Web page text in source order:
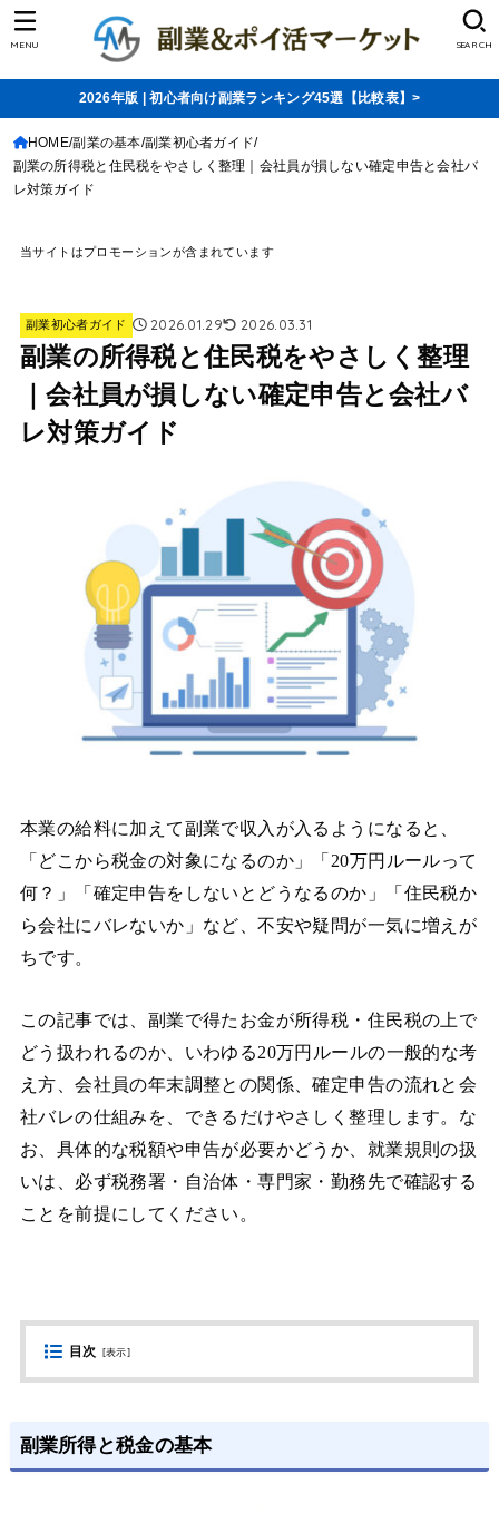
SEARCH
MENU
2026年版 | 初心者向け副業ランキング45選【比較表】>
HOME 副業の基本 副業初心者ガイド
副業の所得税と住民税をやさしく整理｜会社員が損しない確定申告と会社バ
レ対策ガイド
当サイトはプロモーションが含まれています
副業初心者ガイド 2026.01.29 2026.03.31
副業の所得税と住民税をやさしく整理
｜会社員が損しない確定申告と会社バ
レ対策ガイド
本業の給料に加えて副業で収入が入るようになると、
「どこから税金の対象になるのか」「20万円ルールって
何？」「確定申告をしないとどうなるのか」「住民税か
ら会社にバレないか」など、不安や疑問が一気に増えが
ちです。
この記事では、副業で得たお金が所得税・住民税の上で
どう扱われるのか、いわゆる20万円ルールの一般的な考
え方、会社員の年末調整との関係、確定申告の流れと会
社バレの仕組みを、できるだけやさしく整理します。な
お、具体的な税額や申告が必要かどうか、就業規則の扱
いは、必ず税務署・自治体・専門家・勤務先で確認する
ことを前提にしてください。
目次 [表示]
副業所得と税金の基本